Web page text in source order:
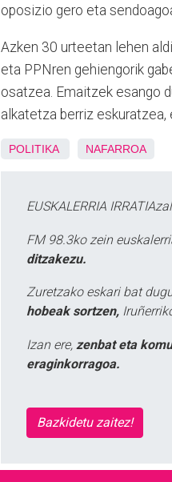
oposizio gero eta
Azken 30 urteetan lehen
eta PPNren gehiengorik
osatzea. Emaitzek esango
alkatetza berriz eskuratzea,
POLITIKA NAFARROA
EUSKALERRIA
FM 98.3ko zein
ditzakezu.
Zuretzako eskari bat
hobeak sortzen,
Izan ere, zenbat eta
eraginkorragoa.
Bazkidetu zaitez!